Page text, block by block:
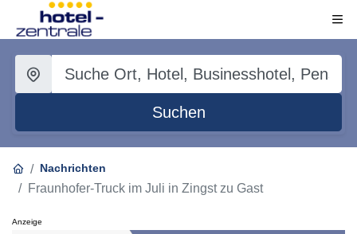
Suchen
Nachrichten
Fraunhofer-Truck im Juli in Zingst zu Gast
Anzeige